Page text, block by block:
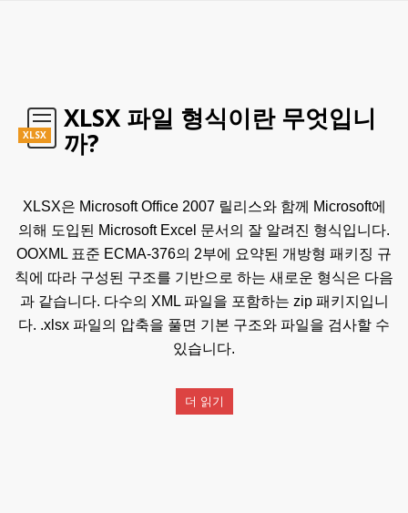
XLSX
XLSX 파일 형식이란 무엇입니
까?
XLSX은 Microsoft Office 2007 릴리스와 함께 Microsoft에
의해 도입된 Microsoft Excel 문서의 잘 알려진 형식입니다.
OOXML 표준 ECMA-376의 2부에 요약된 개방형 패키징 규
칙에 따라 구성된 구조를 기반으로 하는 새로운 형식은 다음
과 같습니다. 다수의 XML 파일을 포함하는 zip 패키지입니
다. .xlsx 파일의 압축을 풀면 기본 구조와 파일을 검사할 수
있습니다.
더 읽기